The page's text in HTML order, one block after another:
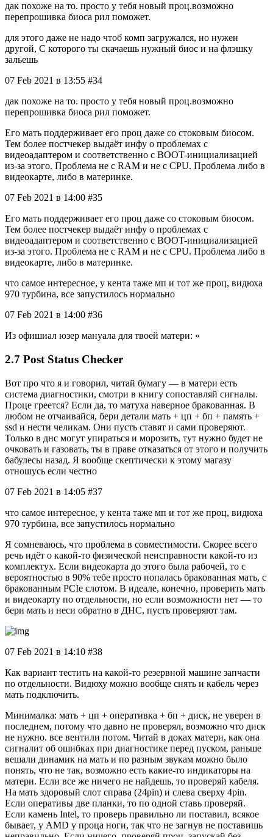
дак похоже на то. просто у тебя новый проц.возможно
перепрошивка биоса рил поможет.
для этого даже не надо чтоб комп загружался, но нужен
другой, С которого ты скачаешь нужный биос и на флэшку
зальешь
07 Feb 2021 в 13:55 #34
дак похоже на то. просто у тебя новый проц.возможно
перепрошивка биоса рил поможет.
Его мать поддерживает его проц даже со стоковым биосом.
Тем более постчекер выдаёт инфу о проблемах с
видеоадаптером и соответственно с BOOT-инициализацией
из-за этого. Проблема не с RAM и не с CPU. Проблема либо в
видеокарте, либо в материнке.
07 Feb 2021 в 14:00 #35
Его мать поддерживает его проц даже со стоковым биосом.
Тем более постчекер выдаёт инфу о проблемах с
видеоадаптером и соответственно с BOOT-инициализацией
из-за этого. Проблема не с RAM и не с CPU. Проблема либо в
видеокарте, либо в материнке.
что самое интересное, у кента таже мп и тот же проц, видюха
970 турбина, все запустилось нормально
07 Feb 2021 в 14:00 #36
Из офишиал юзер мануала для твоей матери: «
2.7 Post Status Checker
Вот про что я и говорил, читай бумагу — в матери есть
система диагностики, смотри в книгу сопоставляй сигналы.
Проце греется? Если да, то матуха наверное бракованная. В
любом не отчаивайся, бери детали мать + цп + бп + память +
ssd и нести челикам. Они пусть ставят и сами проверяют.
Только в днс могут упираться и морозить, тут нужно будет не
очковать и газовать, ты в праве отказаться от этого и получить
бабулесы назад. Я вообще скептически к этому магазу
отношусь если честно
07 Feb 2021 в 14:05 #37
что самое интересное, у кента таже мп и тот же проц, видюха
970 турбина, все запустилось нормально
Я сомневаюсь, что проблема в совместимости. Скорее всего
речь идёт о какой-то физической неисправности какой-то из
комплектух. Если видеокарта до этого была рабочей, то с
вероятностью в 90% тебе просто попалась бракованная мать, с
бракованным PCIe слотом. В идеале, конечно, проверить мать
и видеокарту по отдельности, но если возможности нет — то
бери мать и неси обратно в ДНС, пусть проверяют там.
07 Feb 2021 в 14:10 #38
Как вариант тестить на какой-то резервной машине запчасти
по отдельности. Видюху можно вообще снять и кабель через
мать подключить.
Минималка: мать + цп + оперативка + бп + диск, не уверен в
последнем, потому что давно не проверял, возможно что диск
не нужно. все вентили потом. Читай в доках матери, как она
сигналит об ошибках при диагностике перед пуском, раньше
вешали динамик на мать и по разным звукам можно было
понять, что не так, возможно есть какие-то индикаторы на
матери. Если все же ничего не найдешь, то проверяй кабеля.
На мать здоровый слот справа (24pin) и слева сверху 4pin.
Если оперативы две планки, то по одной ставь проверяй.
Если камень Intel, то проверь правильно ли поставил, всякое
бывает, у AMD у проца ноги, так что не загнув не поставишь